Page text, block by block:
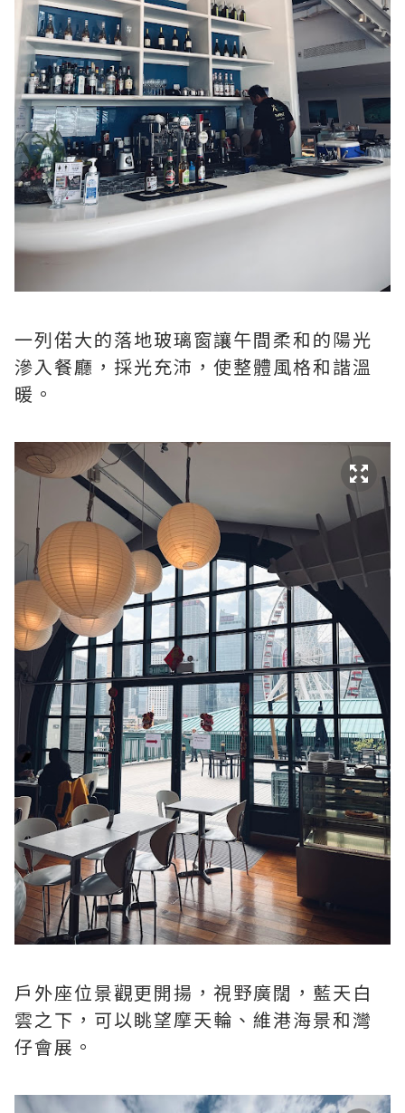
一列偌大的落地玻璃窗讓午間柔和的陽光
滲入餐廳，採光充沛，使整體風格和諧溫
暖。
戶外座位景觀更開揚，視野廣闊，藍天白
雲之下，可以眺望摩天輪、維港海景和灣
仔會展。